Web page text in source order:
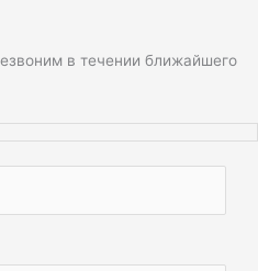
в течении ближайшего